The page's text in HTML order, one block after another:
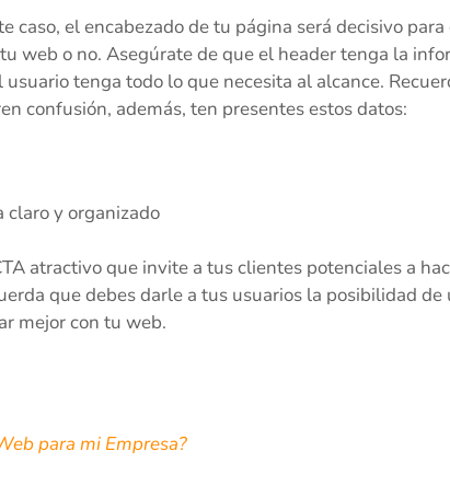
caso, el encabezado de tu página será decisivo
web o no. Asegúrate de que el header tenga la
tenga todo lo que necesita al alcance.
confusión, además, ten presentes estos datos:
claro y organizado
atractivo que invite a tus clientes potenciales a
que debes darle a tus usuarios la posibilidad de
mejor con tu web.
para mi Empresa?